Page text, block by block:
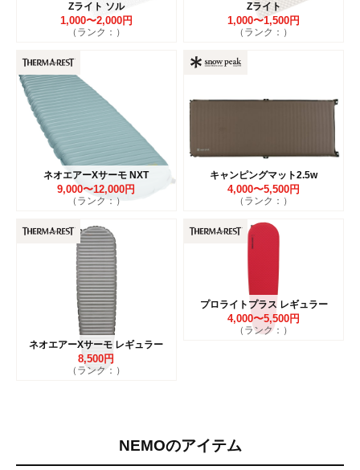
Zライト ソル
1,000〜2,000円
（ランク：）
Zライト
1,000〜1,500円
（ランク：）
ネオエアーXサーモ NXT
9,000〜12,000円
（ランク：）
キャンピングマット2.5w
4,000〜5,500円
（ランク：）
ネオエアーXサーモ レギュラー
8,500円
（ランク：）
プロライトプラス レギュラー
4,000〜5,500円
（ランク：）
NEMOのアイテム